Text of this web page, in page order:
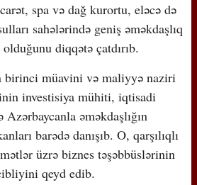
spa və dağ kurortu, eləcə də
sahələrində geniş əməkdaşlıq
diqqətə çatdırıb.
birinci müavini və maliyyə naziri
investisiya mühiti, iqtisadi
əməkdaşlığın
barədə danışıb. O, qarşılıqlı
üzrə biznes təşəbbüslərinin
qeyd edib.